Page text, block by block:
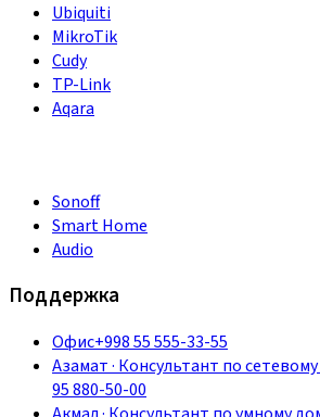
Ubiquiti
MikroTik
Cudy
TP-Link
Aqara
Sonoff
Smart Home
Audio
Поддержка
Офис+998 55 555-33-55
Азамат· Консультант по
95 880-50-00